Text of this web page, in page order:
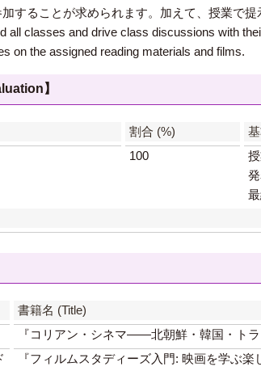
することが求められます。加えて、授業で
all classes and drive class discussions with
on the assigned reading materials and films.
】
割合 (%)
100
書籍名 (Title)
『コリアン・シネマ――北朝鮮・韓国・トラ
『フィルムスタディーズ入門: 映画を学ぶ楽